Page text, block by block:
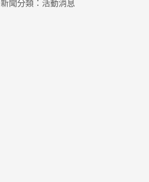
新聞分類：活動消息